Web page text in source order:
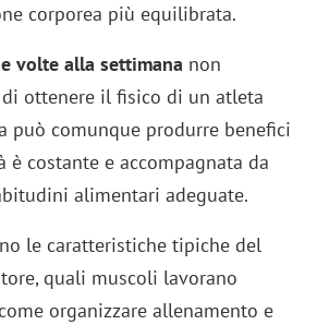
corporea più equilibrata.
volte alla settimana non
ottenere il fisico di un atleta
può comunque produrre benefici
è costante e accompagnata da
alimentari adeguate.
le caratteristiche tipiche del
quali muscoli lavorano
organizzare allenamento e